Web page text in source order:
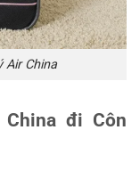
Air China
đi Côn